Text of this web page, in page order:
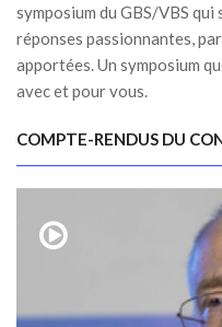
symposium du GBS/VBS
réponses passionnantes,
apportées. Un symposium
avec et pour vous.
COMPTE-RENDUS DU